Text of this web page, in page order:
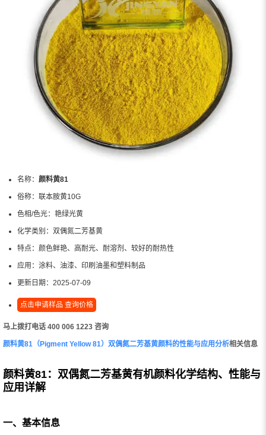
名称： 颜料黄81
俗称： 联本胺黄10G
色相/色光： 艳绿光黄
化学类别： 双偶氮二芳基黄
特点： 颜色鲜艳、高耐光、耐溶剂、较好的耐热性
应用： 涂料、油漆、印刷油墨和塑料制品
更新日期： 2025-07-09
点击申请样品 查询价格
马上拨打电话 400 006 1223 咨询
颜料黄81（Pigment Yellow 81）双偶氮二芳基黄颜料的性能与应用分析相关信息
颜料黄81：双偶氮二芳基黄有机颜料化学结构、性能与
应用详解
一、基本信息